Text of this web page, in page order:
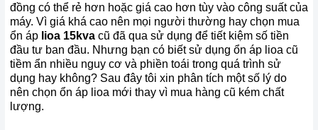
đồng có thể rẻ hơn hoặc giá cao hơn tùy vào công suất của
máy. Vì giá khá cao nên mọi người thường hay chọn mua
ổn áp lioa 15kva cũ đã qua sử dụng để tiết kiệm số tiền
đầu tư ban đầu. Nhưng bạn có biết sử dụng ổn áp lioa cũ
tiềm ẩn nhiều nguy cơ và phiền toái trong quá trình sử
dụng hay không? Sau đây tôi xin phân tích một số lý do
nên chọn ổn áp lioa mới thay vì mua hàng cũ kém chất
lượng.